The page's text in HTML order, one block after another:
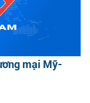
mại Mỹ-